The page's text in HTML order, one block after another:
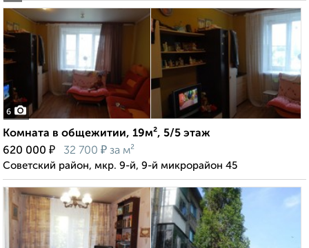
6
Комната в общежитии, 19м², 5/5 этаж
620 000 ₽ 32 700 ₽ за м²
Советский район, мкр. 9-й, 9-й микрорайон 45